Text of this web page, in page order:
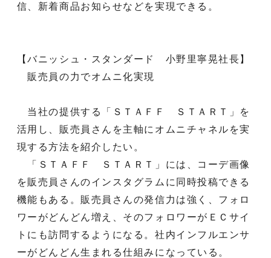
信、新着商品お知らせなどを実現できる。
【バニッシュ・スタンダード 小野里寧晃社長】
販売員の力でオムニ化実現
当社の提供する「ＳＴＡＦＦ ＳＴＡＲＴ」を
活用し、販売員さんを主軸にオムニチャネルを実
現する方法を紹介したい。
「ＳＴＡＦＦ ＳＴＡＲＴ」には、コーデ画像
を販売員さんのインスタグラムに同時投稿できる
機能もある。販売員さんの発信力は強く、フォロ
ワーがどんどん増え、そのフォロワーがＥＣサイ
トにも訪問するようになる。社内インフルエンサ
ーがどんどん生まれる仕組みになっている。